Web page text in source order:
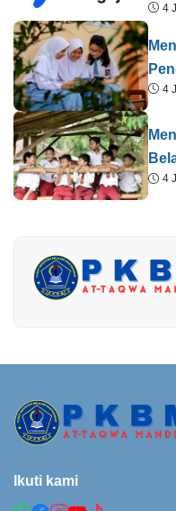
4
4
4
Ikuti kami